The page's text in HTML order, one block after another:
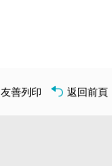
友善列印 返回前頁